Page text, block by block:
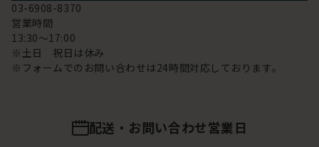
03-6908-8370
営業時間
13:30～17:00
※土日 祝日は休み
※フォームでのお問い合わせは24時間対応しております。
配送・お問い合わせ営業日